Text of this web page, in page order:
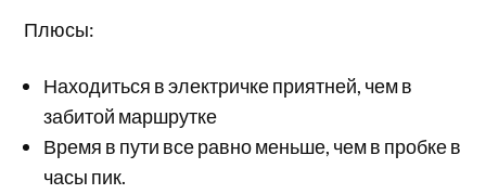
Плюсы:
Находиться в электричке приятней, чем в
забитой маршрутке
Время в пути все равно меньше, чем в пробке в
часы пик.